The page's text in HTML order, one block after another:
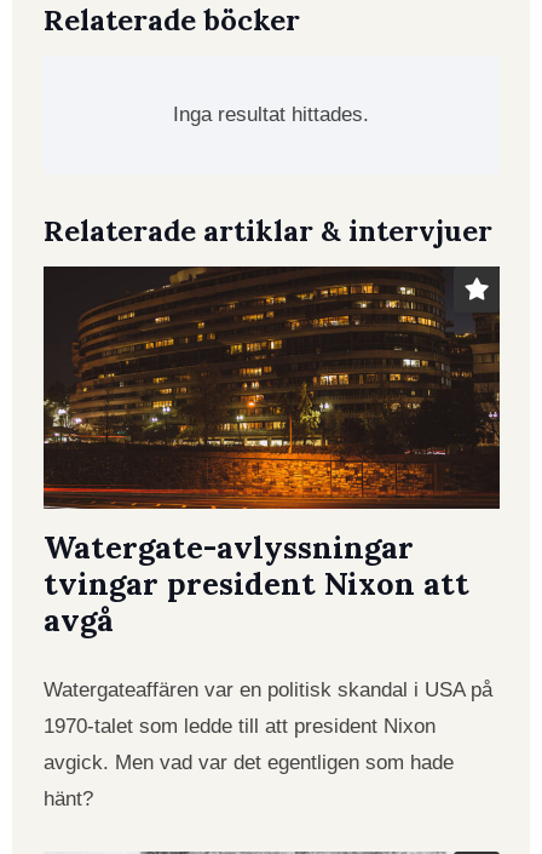
Relaterade böcker
Inga resultat hittades.
Relaterade artiklar & intervjuer
Watergate-avlyssningar
tvingar president Nixon att
avgå
Watergateaffären var en politisk skandal i USA på
1970-talet som ledde till att president Nixon
avgick. Men vad var det egentligen som hade
hänt?